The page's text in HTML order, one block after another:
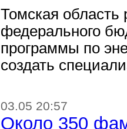
Томская область
федерального
программы по
создать
03.05 20:57
Около 350